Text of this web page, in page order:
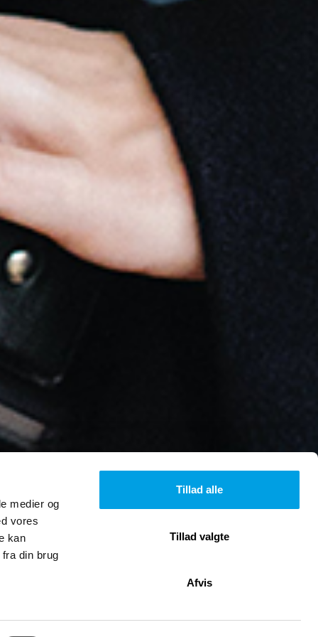
medier og
vores
kan
din brug
Tillad alle
Tillad valgte
Afvis